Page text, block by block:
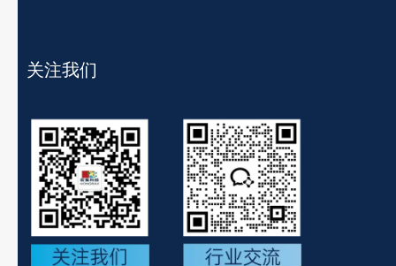
关注我们